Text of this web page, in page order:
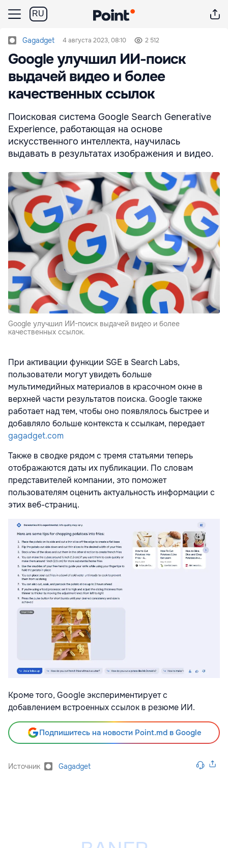
RU
Gagadget 4 августа 2023, 08:10 2 512
Google улучшил ИИ-поиск
выдачей видео и более
качественных ссылок
Поисковая система Google Search Generative
Experience, работающая на основе
искусственного интеллекта, научилась
выдавать в результатах изображения и видео.
Google улучшил ИИ-поиск выдачей видео и более
качественных ссылок.
При активации функции SGE в Search Labs,
пользователи могут увидеть больше
мультимедийных материалов в красочном окне в
верхней части результатов поиска. Google также
работает над тем, чтобы оно появлялось быстрее и
добавляло больше контекста к ссылкам, передает
gagadget.com
Также в сводке рядом с тремя статьями теперь
отображаются даты их публикации. По словам
представителей компании, это поможет
пользователям оценить актуальность информации с
этих веб-страниц.
Кроме того, Google экспериментирует с
добавлением встроенных ссылок в резюме ИИ.
Подпишитесь на новости Point.md в Google
Источник Gagadget